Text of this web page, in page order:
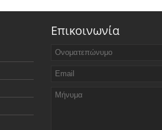
Επικοινωνία